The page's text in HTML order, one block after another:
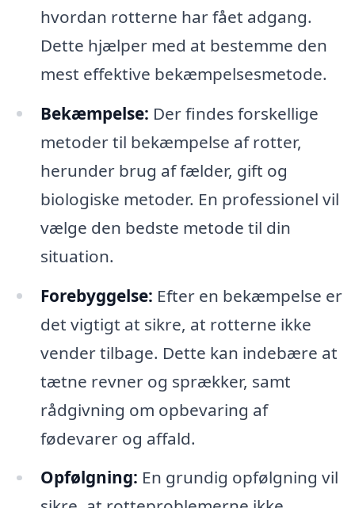
hvordan rotterne har fået adgang.
Dette hjælper med at bestemme den
mest effektive bekæmpelsesmetode.
Bekæmpelse: Der findes forskellige
metoder til bekæmpelse af rotter,
herunder brug af fælder, gift og
biologiske metoder. En professionel vil
vælge den bedste metode til din
situation.
Forebyggelse: Efter en bekæmpelse er
det vigtigt at sikre, at rotterne ikke
vender tilbage. Dette kan indebære at
tætne revner og sprækker, samt
rådgivning om opbevaring af
fødevarer og affald.
Opfølgning: En grundig opfølgning vil